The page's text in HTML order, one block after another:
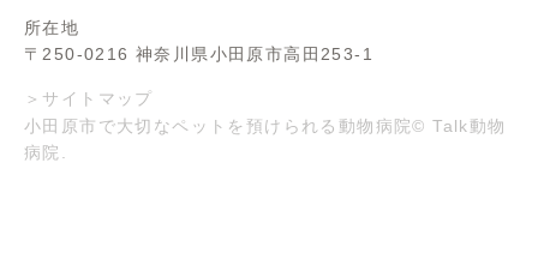
所在地
〒250-0216 神奈川県小田原市高田253-1
＞サイトマップ
小田原市で大切なペットを預けられる動物病院© Talk動物
病院.